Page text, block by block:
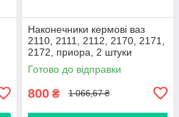
Наконечники кермові ваз
2110, 2111, 2112, 2170, 2171,
2172, приора, 2 штуки
(виробник Finwhale,
Німеччина)
Готово до відправки
800 ₴ 1 066,67 ₴